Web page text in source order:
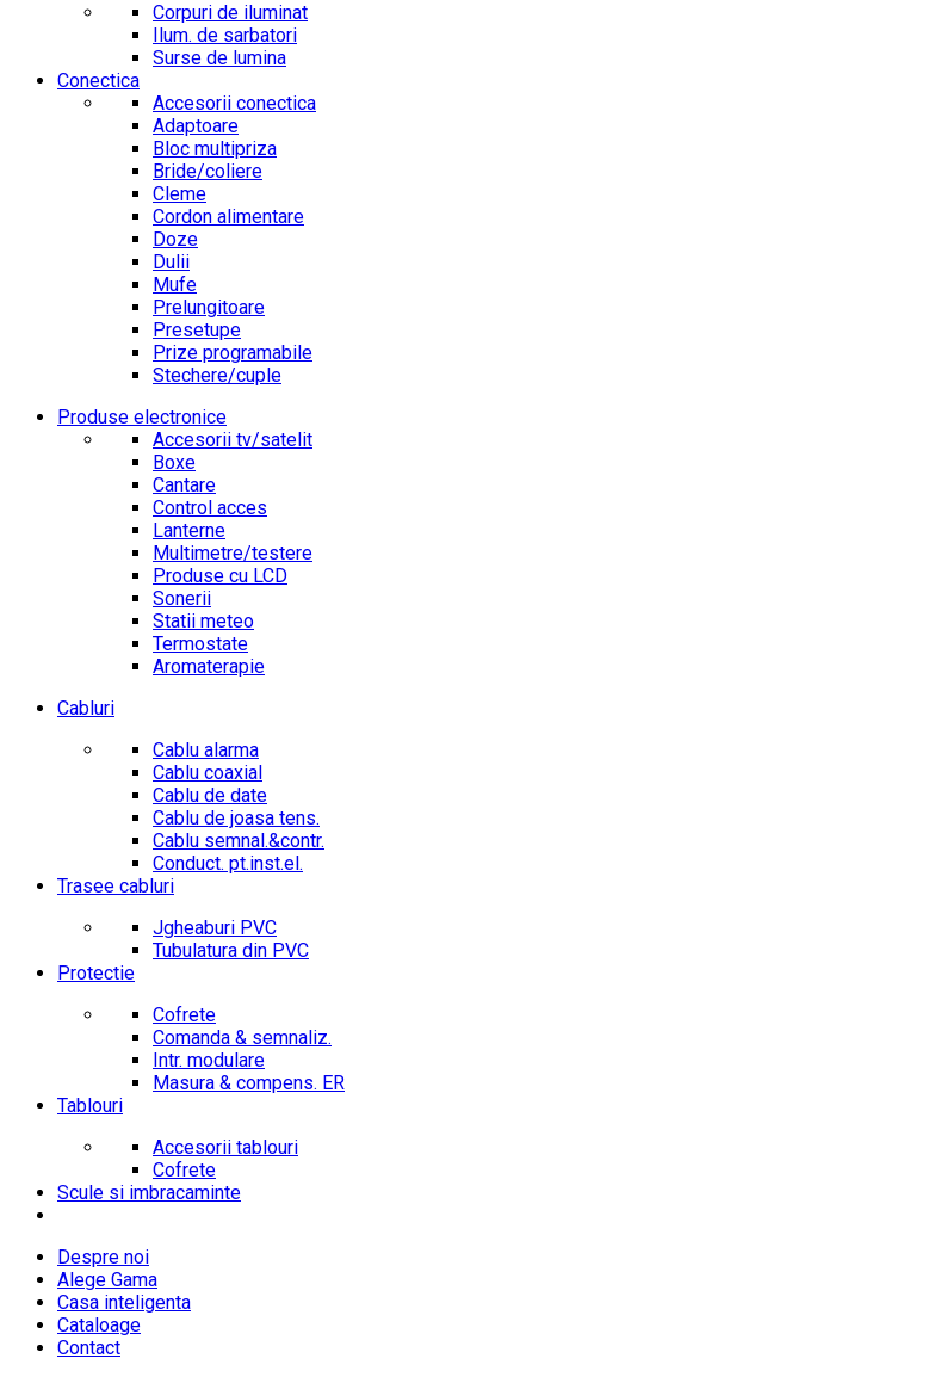
Corpuri de iluminat
Ilum. de sarbatori
Surse de lumina
Conectica
Accesorii conectica
Adaptoare
Bloc multipriza
Bride/coliere
Cleme
Cordon alimentare
Doze
Dulii
Mufe
Prelungitoare
Presetupe
Prize programabile
Stechere/cuple
Produse electronice
Accesorii tv/satelit
Boxe
Cantare
Control acces
Lanterne
Multimetre/testere
Produse cu LCD
Sonerii
Statii meteo
Termostate
Aromaterapie
Cabluri
Cablu alarma
Cablu coaxial
Cablu de date
Cablu de joasa tens.
Cablu semnal.&contr.
Conduct. pt.inst.el.
Trasee cabluri
Jgheaburi PVC
Tubulatura din PVC
Protectie
Cofrete
Comanda & semnaliz.
Intr. modulare
Masura & compens. ER
Tablouri
Accesorii tablouri
Cofrete
Scule si imbracaminte
Despre noi
Alege Gama
Casa inteligenta
Cataloage
Contact